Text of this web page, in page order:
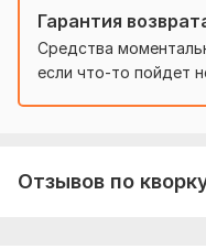
Гарантия
Средства
если что-то пойдет
Отзывов по